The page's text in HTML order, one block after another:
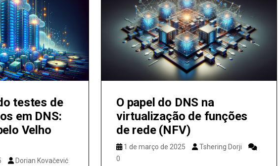
testes de
em DNS:
Velho
Dorian Kovačević
O papel do DNS na
virtualização de funções
de rede (NFV)
1 de março de 2025
Tshering Dorji
0